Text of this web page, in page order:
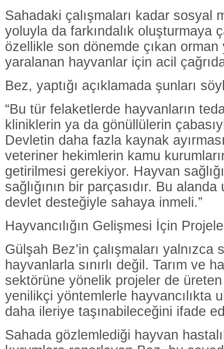
Sahadaki çalışmaları kadar sosyal
yoluyla da farkındalık oluşturmaya
özellikle son dönemde çıkan orman
yaralanan hayvanlar için acil
Bez, yaptığı açıklamada şunları
“Bu tür felaketlerde hayvanların
kliniklerin ya da gönüllülerin
Devletin daha fazla kaynak
veteriner hekimlerin kamu
getirilmesi gerekiyor. Hayvan
sağlığının bir parçasıdır. Bu
devlet desteğiyle sahaya inmeli.”
Hayvancılığın Gelişmesi İçin
Gülşah Bez’in çalışmaları yalnızca
hayvanlarla sınırlı değil. Tarım ve
sektörüne yönelik projeler de
yenilikçi yöntemlerle hayvancılıkta
daha ileriye taşınabileceğini ifade
Sahada gözlemlediği hayvan